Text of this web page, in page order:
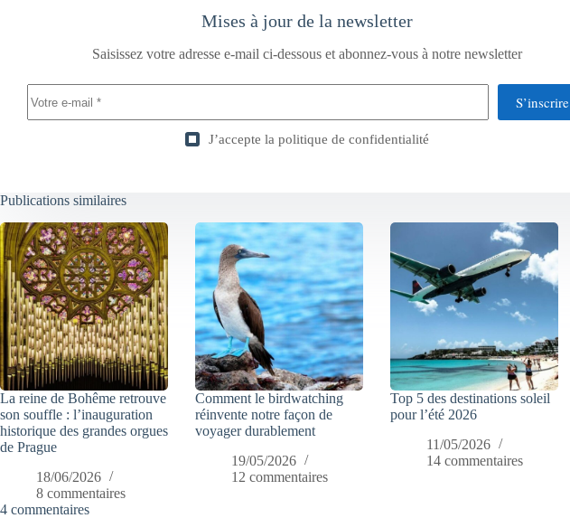
Mises à jour de la newsletter
Saisissez votre adresse e-mail ci-dessous et abonnez-vous à notre newsletter
S’inscrire
J’accepte la politique de confidentialité
Publications similaires
La reine de Bohême retrouve
son souffle : l’inauguration
historique des grandes orgues
de Prague
18/06/2026
8 commentaires
Comment le birdwatching
réinvente notre façon de
voyager durablement
19/05/2026
12 commentaires
Top 5 des destinations soleil
pour l’été 2026
11/05/2026
14 commentaires
4 commentaires